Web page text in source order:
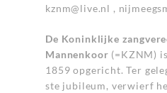
kznm@live.nl ,
De Koninklijke
Mannenkoor (=KZNM)
1859 opgericht. Ter
ste jubileum, verwierf